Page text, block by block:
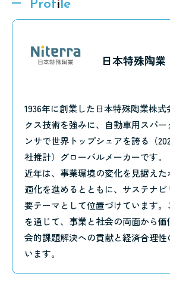
日本特殊陶業
1936年に創業した日本特殊陶業株式
クス技術を強みに、自動車用スパ
ンサで世界トップシェアを誇る（
社推計）グローバルメーカーです。
近年は、事業環境の変化を見据え
適化を進めるとともに、サステナ
要テーマとして位置づけています
を通じて、事業と社会の両面から
会的課題解決への貢献と経済合理性
います。